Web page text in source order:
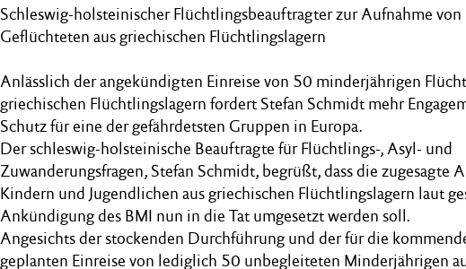
Schleswig-holsteinischer Flüchtlingsbeauftragter zur Aufnahme
Geflüchteten aus griechischen Flüchtlingslagern
Anlässlich der angekündigten Einreise von 50 minderjährigen
griechischen Flüchtlingslagern fordert Stefan Schmidt mehr
Schutz für eine der gefährdetsten Gruppen in Europa.
Der schleswig-holsteinische Beauftragte für Flüchtlings-, Asyl- und
Zuwanderungsfragen, Stefan Schmidt, begrüßt, dass die zugesagte
Kindern und Jugendlichen aus griechischen Flüchtlingslagern laut
Ankündigung des BMI nun in die Tat umgesetzt werden soll.
Angesichts der stockenden Durchführung und der für die
geplanten Einreise von lediglich 50 unbegleiteten Minderjährigen